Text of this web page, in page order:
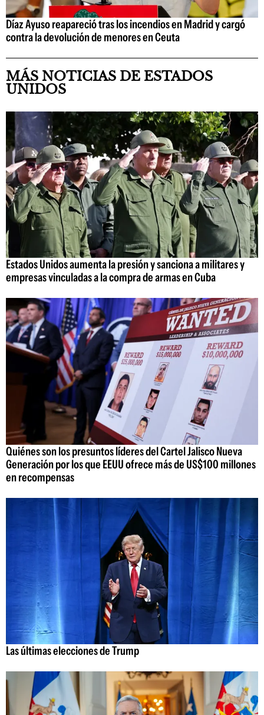
Díaz Ayuso reapareció tras los incendios en Madrid y cargó
contra la devolución de menores en Ceuta
MÁS NOTICIAS DE ESTADOS
UNIDOS
Estados Unidos aumenta la presión y sanciona a militares y
empresas vinculadas a la compra de armas en Cuba
Quiénes son los presuntos líderes del Cartel Jalisco Nueva
Generación por los que EEUU ofrece más de US$100 millones
en recompensas
Las últimas elecciones de Trump